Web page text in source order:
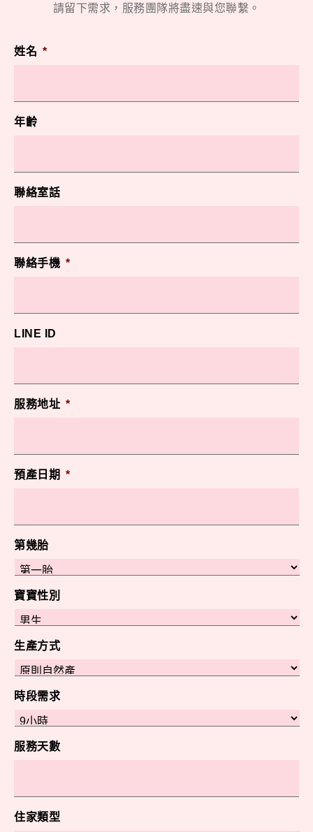
請留下需求，服務團隊將盡速與您聯繫。
姓名 *
年齡
聯絡室話
聯絡手機 *
LINE ID
服務地址 *
預產日期 *
第幾胎
寶寶性別
生產方式
時段需求
服務天數
住家類型